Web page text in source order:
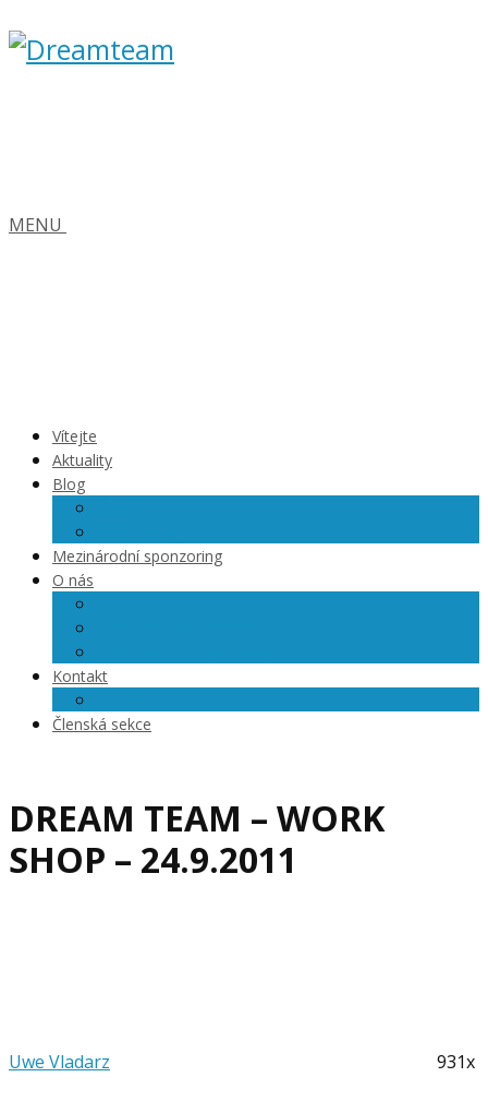
MENU
Vítejte
Aktuality
Blog
Mezinárodní sponzoring
O nás
Kontakt
Členská sekce
DREAM TEAM – WORK
SHOP – 24.9.2011
Uwe Vladarz 931x